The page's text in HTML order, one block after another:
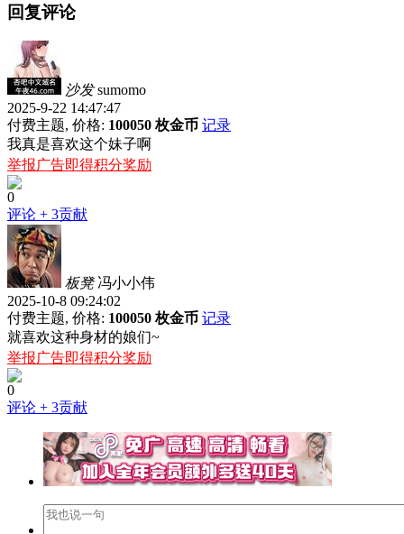
回复评论
沙发 sumomo
2025-9-22 14:47:47
付费主题, 价格: 100050 枚金币 记录
我真是喜欢这个妹子啊
举报广告即得积分奖励
0
评论 + 3贡献
板凳 冯小小伟
2025-10-8 09:24:02
付费主题, 价格: 100050 枚金币 记录
就喜欢这种身材的娘们~
举报广告即得积分奖励
0
评论 + 3贡献